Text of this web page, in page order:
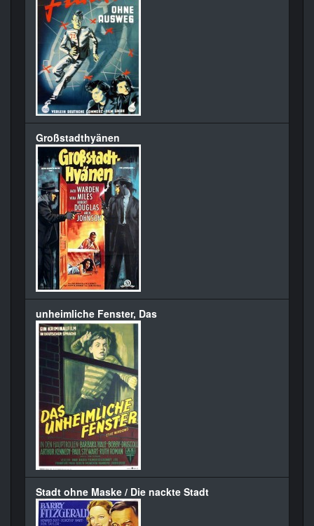
Großstadthyänen
unheimliche Fenster, Das
Stadt ohne Maske / Die nackte Stadt